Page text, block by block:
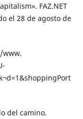
FAZ.NET
el 28 de agosto de
www.
del camino.